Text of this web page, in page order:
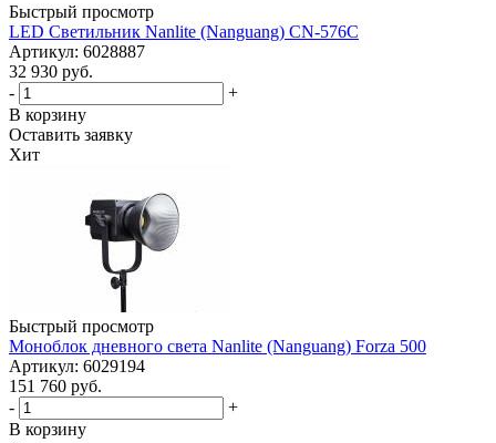
Быстрый просмотр
LED Светильник Nanlite (Nanguang) CN-576C
Артикул: 6028887
32 930 руб.
-
+
В корзину
Оставить заявку
Хит
Быстрый просмотр
Моноблок дневного света Nanlite (Nanguang) Forza 500
Артикул: 6029194
151 760 руб.
-
+
В корзину